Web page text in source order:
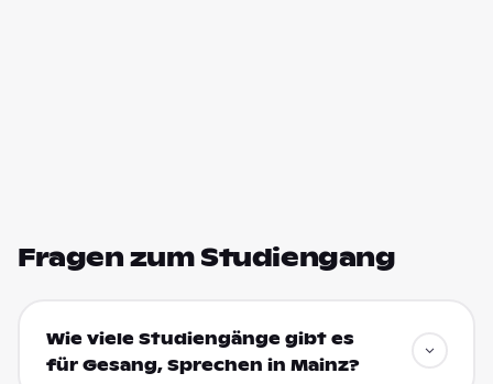
Fragen zum Studiengang
Wie viele Studiengänge gibt es
für Gesang, Sprechen in Mainz?